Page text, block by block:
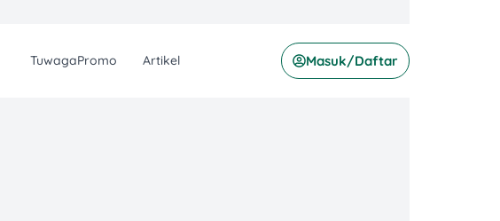
TuwagaPromo Artikel Masuk/Daftar